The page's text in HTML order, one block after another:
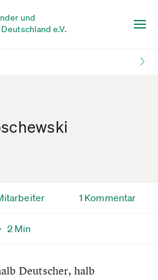
und
e.V.
2 Min
1 Kommentar
Deutscher, halb